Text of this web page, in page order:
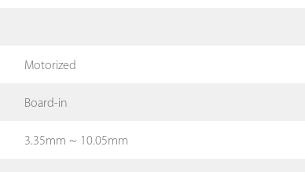
Motorized
Board-in
3.35mm ~ 10.05mm